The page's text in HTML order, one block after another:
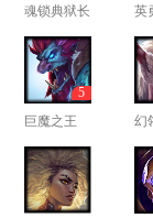
魂锁典狱长
英
巨魔之王
5
幻